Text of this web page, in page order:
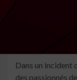
Dans un incident
des passionnés